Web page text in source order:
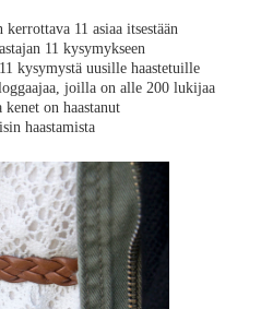
kerrottava 11 asiaa itsestään
11 kysymykseen
kysymystä uusille haastetuille
joilla on alle 200 lukijaa
on haastanut
haastamista